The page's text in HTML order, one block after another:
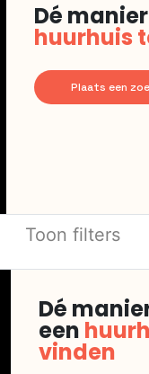
Dé
huurhuis
Plaats een
Toon filters
Dé
een
vinden